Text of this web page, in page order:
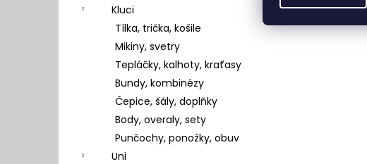
Kluci
Tílka, trička, košile
Mikiny, svetry
Tepláčky, kalhoty, kraťasy
Bundy, kombinézy
Čepice, šály, doplňky
Body, overaly, sety
Punčochy, ponožky, obuv
Uni